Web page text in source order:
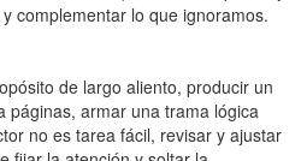
complementar lo que ignoramos.
de largo aliento, producir un
páginas, armar una trama lógica
no es tarea fácil, revisar y ajustar